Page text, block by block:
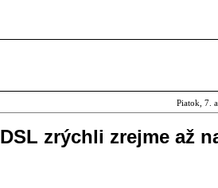
Piatok, 7.
zrýchli zrejme až